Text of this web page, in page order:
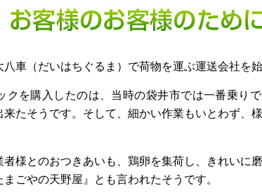
車（だいはちぐるま）で荷物を運ぶ運送会社を始
クを購入したのは、当時の袋井市では一番乗り
たそうです。そして、細かい作業もいとわず、
様とのおつきあいも、鶏卵を集荷し、きれいに
ごやの天野屋』とも言われたそうです。